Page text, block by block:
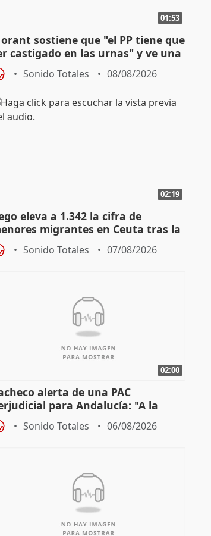
01:53
sostiene que "el PP tiene que
castigado en las urnas" y ve una
de cambio"
Sonido Totales 08/08/2026
02:19
eleva a 1.342 la cifra de
migrantes en Ceuta tras la
masiva
Sonido Totales 07/08/2026
02:00
alerta de una PAC
para Andalucía: "A la
hay que protegerla"
Sonido Totales 06/08/2026